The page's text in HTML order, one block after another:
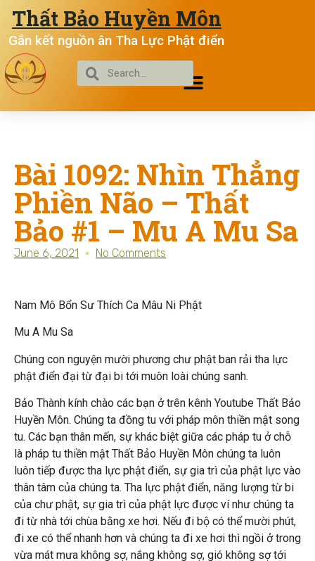
Thất Bảo Huyền Môn
Gắn kết nguồn ân Tha Lực Phật điển
Bài 1092: Nhìn Thẳng
Phiền Não – Thất
Bảo #1 – Mu A Mu Sa
June 6, 2021 No Comments
Nam Mô Bổn Sư Thích Ca Mâu Ni Phật
Mu A Mu Sa
Chúng con nguyện mười phương chư phật ban rải tha lực
phật điển đại từ đại bi tới muôn loài chúng sanh.
Bảo Thành kính chào các bạn ở trên kênh Youtube Thất Bảo
Huyền Môn. Chúng ta đồng tu với pháp môn thiền mật song
tu. Các bạn thân mến, sự khác biệt giữa các pháp tu ở chỗ
là pháp tu thiền mật Thất Bảo Huyền Môn chúng ta luôn
luôn tiếp được tha lực phật điển, sự gia trì của phật lực vào
thân tâm của chúng ta. Tha lực phật điển, năng lượng từ bi
của chư phật, sự gia trì của phật lực được ví như chúng ta
đi từ nhà tới chùa bằng xe hơi. Nếu đi bộ có thể mười phút,
đi xe có thể nhanh hơn và chúng ta đi xe hơi thì ngồi ở trong
vừa mát mưa không sợ, nắng không sợ, gió không sợ tới